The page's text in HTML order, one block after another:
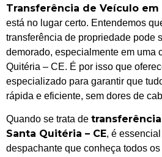
Transferência de Veículo em
está no lugar certo. Entendemos
transferência de propriedade pode
demorado, especialmente em uma
Quitéria – CE. É por isso que
especializado para garantir que
rápida e eficiente, sem dores de
Quando se trata de
Santa Quitéria – CE, é
despachante que conheça todos